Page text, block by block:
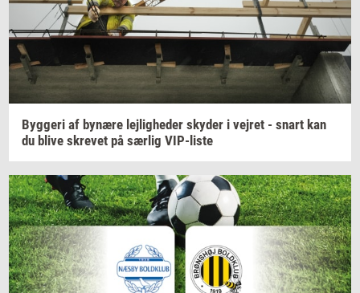
Byg­ge­ri af by­næ­re lej­lig­he­der sky­der i vej­ret - snart kan
du blive skre­vet på sær­lig VIP-​liste